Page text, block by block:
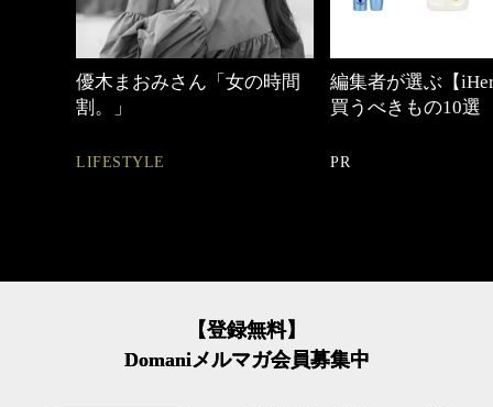
優木まおみさん「女の時間
割。」
LIFESTYLE
編集者が選ぶ【
買うべきもの10選
PR
【登録無料】
Domaniメルマガ会員募集中